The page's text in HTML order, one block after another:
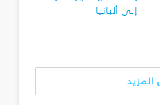
إلى ألبانيا